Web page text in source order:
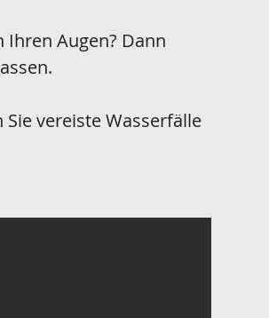
Augen? Dann
vereiste Wasserfälle